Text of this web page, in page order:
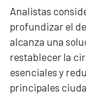
Analistas
profundizar el
alcanza una
restablecer la
esenciales y
principales